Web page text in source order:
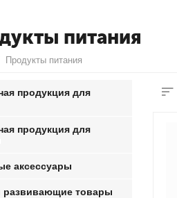
питания
Продукты питания
продукция для
продукция для
аксессуары
развивающие товары